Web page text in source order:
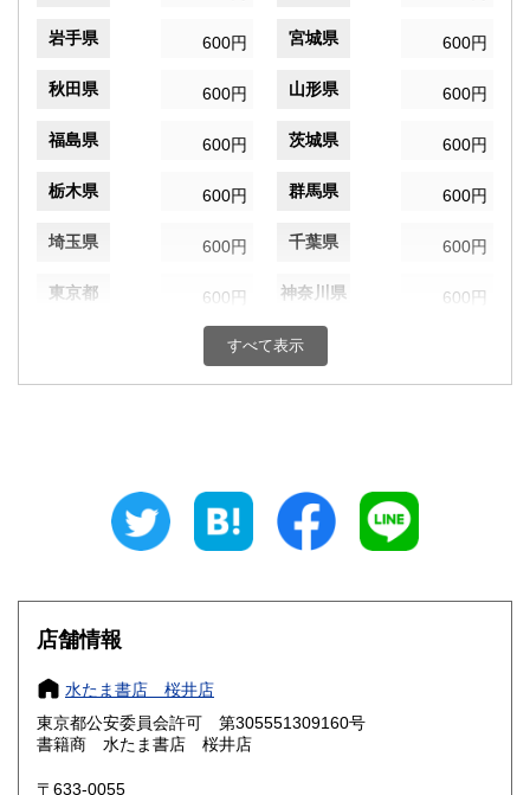
岩手県 600円 宮城県 600円
秋田県 600円 山形県 600円
福島県 600円 茨城県 600円
栃木県 600円 群馬県 600円
埼玉県 600円 千葉県 600円
東京都 600円 神奈川県 600円
600円 富山県
静岡県
600円 三重県
滋賀県 600円 京都府 600円
大阪府
奈良県
鳥取県 600円
すべて表示
店舗情報
水たま書店 桜井店
東京都公安委員会許可 第305551309160号
書籍商 水たま書店 桜井店
〒633-0055